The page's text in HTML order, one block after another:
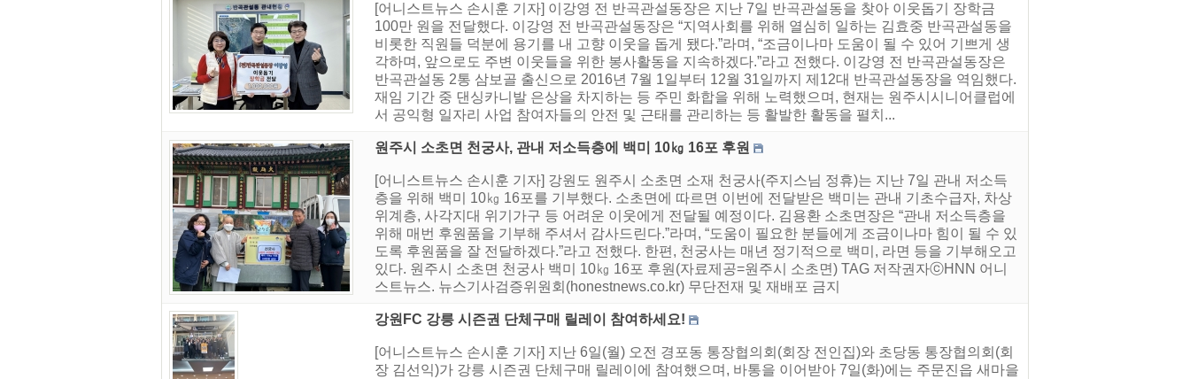
[어니스트뉴스 손시훈 기자] 이강영 전 반곡관설동장은 지난 7일 반곡관설동을 찾아 이웃돕기 장학금
100만 원을 전달했다. 이강영 전 반곡관설동장은 “지역사회를 위해 열심히 일하는 김효중 반곡관설동을
비롯한 직원들 덕분에 용기를 내 고향 이웃을 돕게 됐다.”라며, “조금이나마 도움이 될 수 있어 기쁘게 생
각하며, 앞으로도 주변 이웃들을 위한 봉사활동을 지속하겠다.”라고 전했다. 이강영 전 반곡관설동장은
반곡관설동 2통 삼보골 출신으로 2016년 7월 1일부터 12월 31일까지 제12대 반곡관설동장을 역임했다.
재임 기간 중 댄싱카니발 은상을 차지하는 등 주민 화합을 위해 노력했으며, 현재는 원주시시니어클럽에
서 공익형 일자리 사업 참여자들의 안전 및 근태를 관리하는 등 활발한 활동을 펼치...
원주시 소초면 천궁사, 관내 저소득층에 백미 10㎏ 16포 후원
[어니스트뉴스 손시훈 기자] 강원도 원주시 소초면 소재 천궁사(주지스님 정휴)는 지난 7일 관내 저소득
층을 위해 백미 10㎏ 16포를 기부했다. 소초면에 따르면 이번에 전달받은 백미는 관내 기초수급자, 차상
위계층, 사각지대 위기가구 등 어려운 이웃에게 전달될 예정이다. 김용환 소초면장은 “관내 저소득층을
위해 매번 후원품을 기부해 주셔서 감사드린다.”라며, “도움이 필요한 분들에게 조금이나마 힘이 될 수 있
도록 후원품을 잘 전달하겠다.”라고 전했다. 한편, 천궁사는 매년 정기적으로 백미, 라면 등을 기부해오고
있다. 원주시 소초면 천궁사 백미 10㎏ 16포 후원(자료제공=원주시 소초면) TAG 저작권자ⓒHNN 어니
스트뉴스. 뉴스기사검증위원회(honestnews.co.kr) 무단전재 및 재배포 금지
강원FC 강릉 시즌권 단체구매 릴레이 참여하세요!
[어니스트뉴스 손시훈 기자] 지난 6일(월) 오전 경포동 통장협의회(회장 전인집)와 초당동 통장협의회(회
장 김선익)가 강릉 시즌권 단체구매 릴레이에 참여했으며, 바통을 이어받아 7일(화)에는 주문진읍 새마을